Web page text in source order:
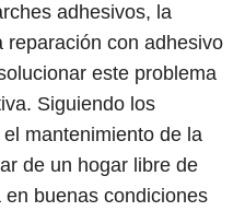
adhesivos, la
reparación con adhesivo
este problema
Siguiendo los
mantenimiento de la
de un hogar libre de
buenas condiciones